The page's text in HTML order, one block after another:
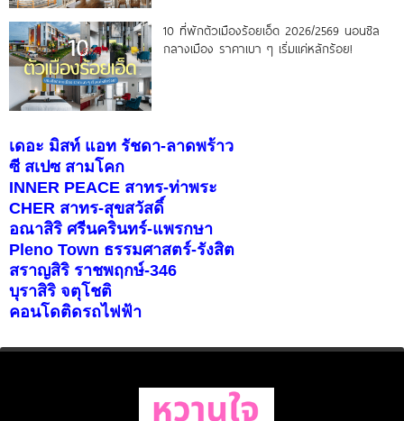
10 ที่พักตัวเมืองร้อยเอ็ด 2026/2569 นอนชิล
กลางเมือง ราคาเบา ๆ เริ่มแค่หลักร้อย!
เดอะ มิสท์ แอท รัชดา-ลาดพร้าว
ซี สเปซ สามโคก
INNER PEACE สาทร-ท่าพระ
CHER สาทร-สุขสวัสดิ์
อณาสิริ ศรีนครินทร์-แพรกษา
Pleno Town ธรรมศาสตร์-รังสิต
สราญสิริ ราชพฤกษ์-346
บุราสิริ จตุโชติ
คอนโดติดรถไฟฟ้า